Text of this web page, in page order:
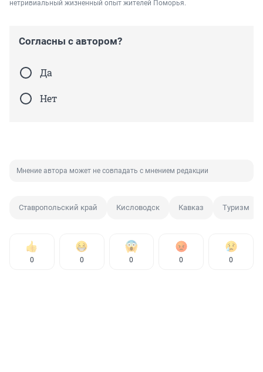
нетривиальный жизненный опыт жителей Поморья.
Согласны с автором?
Да
Нет
Мнение автора может не совпадать с мнением редакции
Ставропольский край Кисловодск Кавказ Туризм
0 0 0 0 0